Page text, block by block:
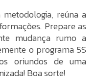
reúna a
Prepare as
mudança rumo a
o programa 5S
oriundos de uma
Boa sorte!